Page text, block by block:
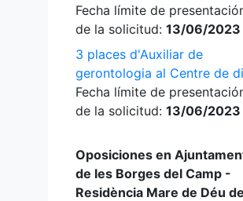
Fecha límite de
de la solicitud: 13/06/2023
3 places d'Auxiliar de
gerontologia al Centre de
Fecha límite de
de la solicitud: 13/06/2023
Oposiciones en
de les Borges del Camp -
Residència Mare de Déu